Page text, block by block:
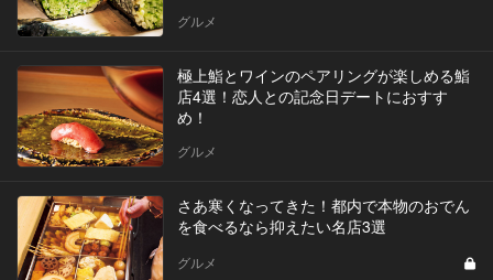
グルメ
極上鮨とワインのペアリングが楽しめる鮨
店4選！恋人との記念日デートにおすす
め！
グルメ
さあ寒くなってきた！都内で本物のおでん
を食べるなら抑えたい名店3選
グルメ